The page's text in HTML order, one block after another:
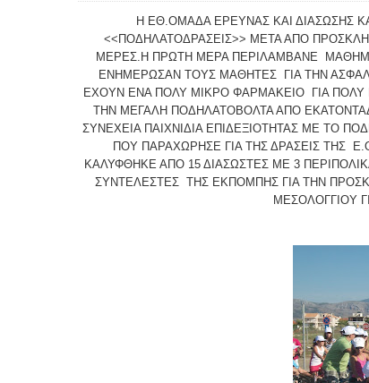
Η ΕΘ.ΟΜΑΔΑ ΕΡΕΥΝΑΣ ΚΑΙ ΔΙΑΣΩΣΗΣ
<<ΠΟΔΗΛΑΤΟΔΡΑΣΕΙΣ>> ΜΕΤΑ ΑΠΟ
ΜΕΡΕΣ.Η ΠΡΩΤΗ ΜΕΡΑ ΠΕΡΙΛΑΜΒΑΝΕ
ΕΝΗΜΕΡΩΣΑΝ ΤΟΥΣ ΜΑΘΗΤΕΣ ΓΙΑ ΤΗΝ
ΕΧΟΥΝ ΕΝΑ ΠΟΛΥ ΜΙΚΡΟ ΦΑΡΜΑΚΕΙΟ ΓΙΑ
ΤΗΝ ΜΕΓΑΛΗ ΠΟΔΗΛΑΤΟΒΟΛΤΑ ΑΠΟ
ΣΥΝΕΧΕΙΑ ΠΑΙΧΝΙΔΙΑ ΕΠΙΔΕΞΙΟΤΗΤΑΣ ΜΕ ΤΟ
ΠΟΥ ΠΑΡΑΧΩΡΗΣΕ ΓΙΑ ΤΗΣ ΔΡΑΣΕΙΣ ΤΗΣ
ΚΑΛΥΦΘΗΚΕ ΑΠΟ 15 ΔΙΑΣΩΣΤΕΣ ΜΕ 3
ΣΥΝΤΕΛΕΣΤΕΣ ΤΗΣ ΕΚΠΟΜΠΗΣ ΓΙΑ ΤΗΝ
ΜΕΣΟΛΟΓΓΙΟΥ